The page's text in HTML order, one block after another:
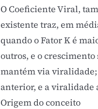
O Coeficiente Viral,
existente traz, em
quando o Fator K é
outros, e o crescimento
mantém via viralidade;
anterior, e a viralidade
Origem do conceito